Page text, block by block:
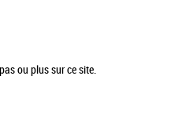
ou plus sur ce site.